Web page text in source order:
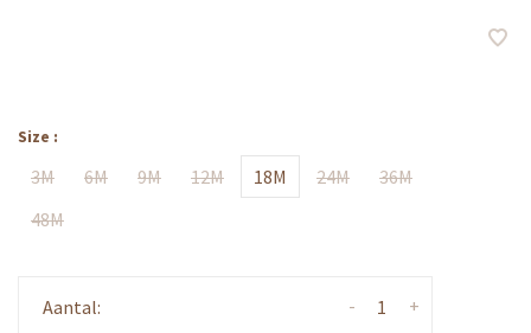
Size :
3M 6M 9M 12M 18M 24M
36M
48M
Aantal: +
-